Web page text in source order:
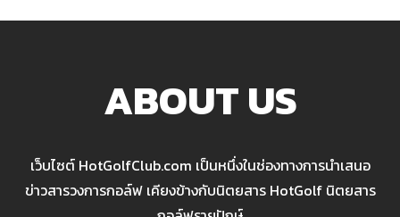
ABOUT US
เว็บไซต์ HotGolfClub.com เป็นหนึ่งในช่องทางการนำเสนอ
ข่าวสารวงการกอล์ฟ เคียงข้างกับนิตยสาร HotGolf นิตยสาร